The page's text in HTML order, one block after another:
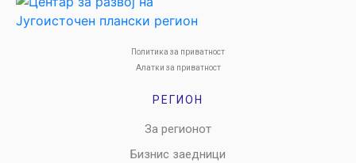
Политика за приватност
Алатки за приватност
РЕГИОН
За регионот
Бизнис заедници